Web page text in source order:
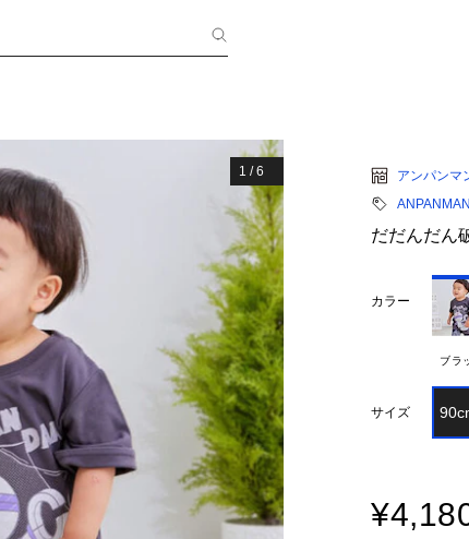
1 /6
アンパンマ
だだんだん
カラー
ブラ
サイズ